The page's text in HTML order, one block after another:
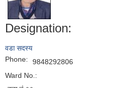
Designation:
वडा सदस्य
Phone:
9848292806
Ward No.: